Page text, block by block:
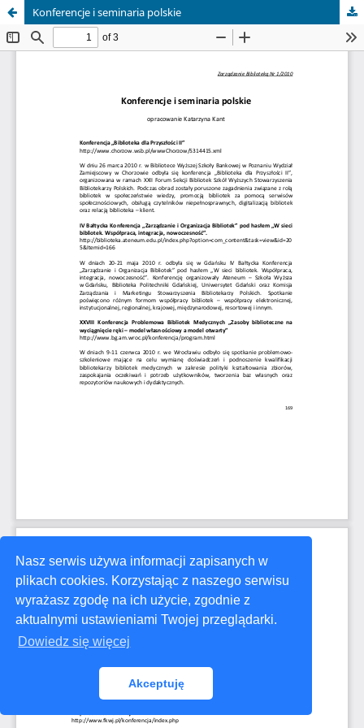
Nasz serwis używa informacji zapisanych w
plikach cookies. Korzystając z naszego serwisu
wyrażasz zgodę na ich użycie, zgodnie z
aktualnymi ustawieniami Twojej przeglądarki.
Dowiedz się więcej
Akceptuję
Konferencje i seminaria polskie